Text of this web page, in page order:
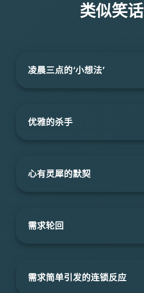
类似笑话
凌晨三点的‘小想法’
优雅的杀手
心有灵犀的默契
需求轮回
需求简单引发的连锁反应